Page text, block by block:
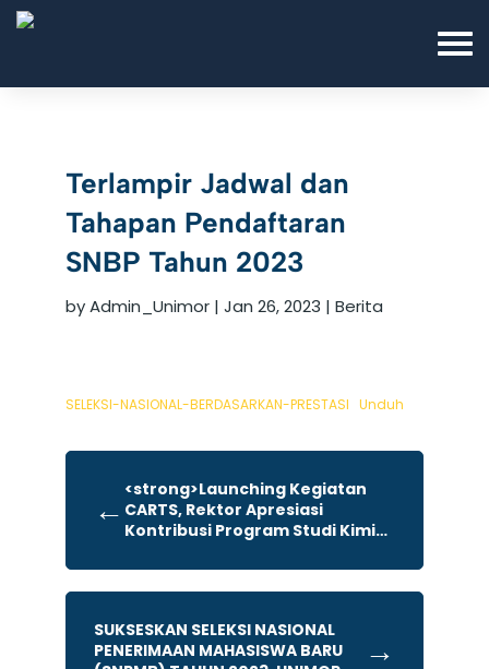
Terlampir Jadwal dan
Tahapan Pendaftaran
SNBP Tahun 2023
byAdmin_Unimor| Jan 26, 2023 | Berita
SELEKSI-NASIONAL-BERDASARKAN-PRESTASI Unduh
← <strong>Launching Kegiatan
CARTS, Rektor Apresiasi
Kontribusi Program Studi Kimia
SUKSESKAN SELEKSI NASIONAL
PENERIMAAN MAHASISWA BARU
→